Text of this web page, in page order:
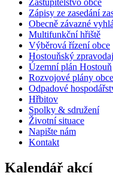
Zápisy ze zasedání
Obecně závazné
Multifunkční hřiště
Výběrová řízení obce
Hostouňský zpravodaj
Územní plán Hostouň
Rozvojové plány obce
Odpadové
Hřbitov
Spolky & sdružení
Životní situace
Napište nám
Kontakt
Kalendář akcí